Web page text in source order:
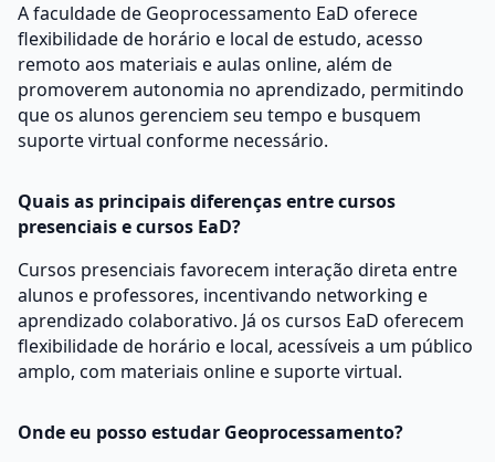
A faculdade de Geoprocessamento EaD oferece
flexibilidade de horário e local de estudo, acesso
remoto aos materiais e aulas online, além de
promoverem autonomia no aprendizado, permitindo
que os alunos gerenciem seu tempo e busquem
suporte virtual conforme necessário.
Quais as principais diferenças entre cursos
presenciais e cursos EaD?
Cursos presenciais favorecem interação direta entre
alunos e professores, incentivando networking e
aprendizado colaborativo. Já os cursos EaD oferecem
flexibilidade de horário e local, acessíveis a um público
amplo, com materiais online e suporte virtual.
Onde eu posso estudar Geoprocessamento?